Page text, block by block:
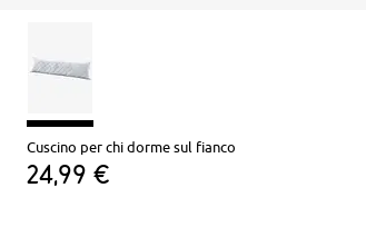
Cuscino per chi dorme sul fianco
24,99 €